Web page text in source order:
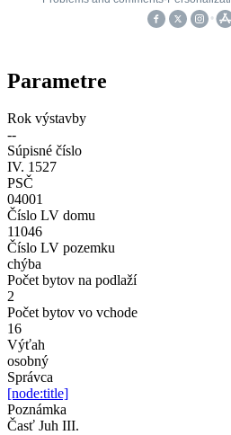
Parametre
Rok výstavby
--
Súpisné číslo
IV. 1527
PSČ
04001
Číslo LV domu
11046
Číslo LV pozemku
chýba
Počet bytov na podlaží
2
Počet bytov vo vchode
16
Výťah
osobný
Správca
[node:title]
Poznámka
Časť Juh III.